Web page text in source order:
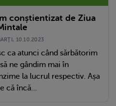
conștientizat de Ziua
10.10.2023
ca atunci când sărbătorim
ne gândim mai în
la lucrul respectiv. Așa
că încă...